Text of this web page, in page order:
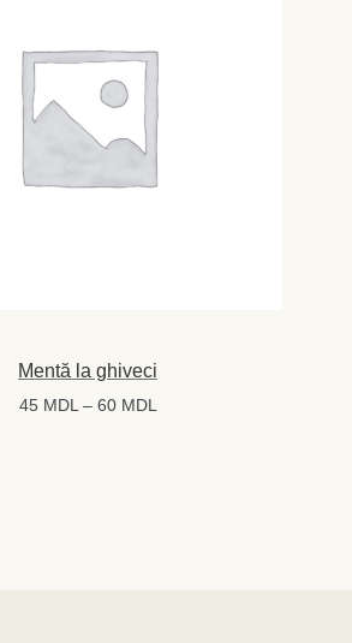
Mentă la ghiveci
45 MDL – 60 MDL